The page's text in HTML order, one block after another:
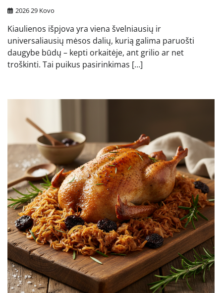
2026 29 Kovo
Kiaulienos išpjova yra viena švelniausių ir
universaliausių mėsos dalių, kurią galima paruošti
daugybe būdų – kepti orkaitėje, ant grilio ar net
troškinti. Tai puikus pasirinkimas […]